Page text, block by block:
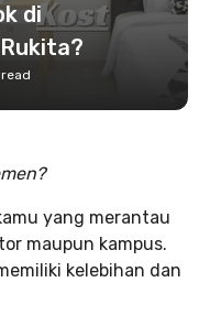
di
yang merantau
maupun kampus.
kelebihan dan